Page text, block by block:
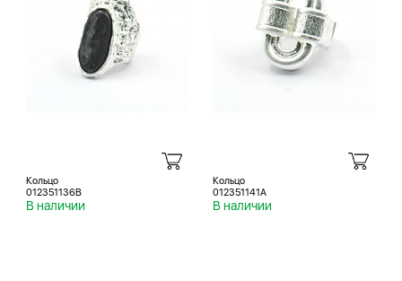
Кольцо
012351136B
В наличии
Кольцо
012351141A
В наличии